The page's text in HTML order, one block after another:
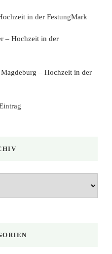
in der FestungMark
– Hochzeit in der
– Hochzeit in der